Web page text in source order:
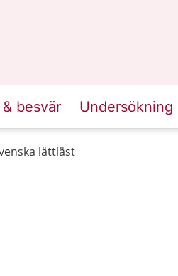
besvär Undersökning
lättläst